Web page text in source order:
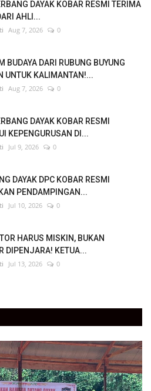
DAYAK KOBAR RESMI TERIMA
AHLI...
Aug 7, 2026 0
BUDAYA DARI RUBUNG BUYUNG
UNTUK KALIMANTAN!...
Aug 7, 2026 0
DAYAK KOBAR RESMI
KEPENGURUSAN DI...
Jul 9, 2026 0
DAYAK DPC KOBAR RESMI
PENDAMPINGAN...
Jul 10, 2026 0
HARUS MISKIN, BUKAN
DIPENJARA! KETUA...
Jul 13, 2026 0